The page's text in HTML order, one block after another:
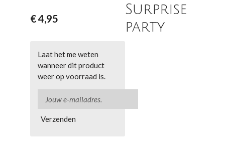
Surprise
party
€ 4,95
Laat het me weten
wanneer dit product
weer op voorraad is.
Verzenden